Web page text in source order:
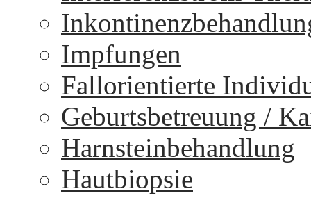
Impfungen
Fallorientierte
Geburtsbetreuung /
Harnsteinbehandlung
Hautbiopsie